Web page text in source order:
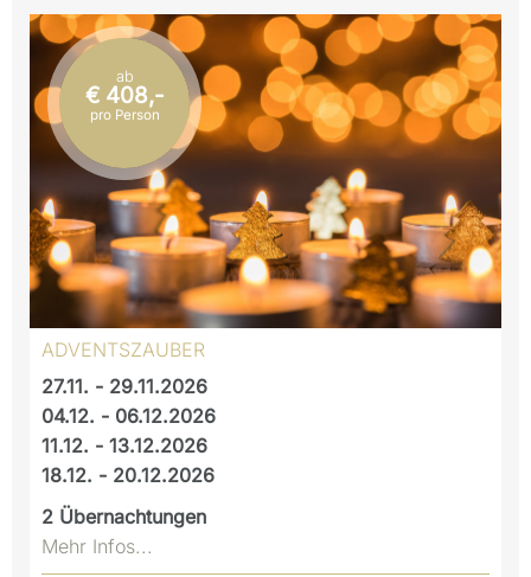
ADVENTSZAUBER
27.11. - 29.11.2026
04.12. - 06.12.2026
11.12. - 13.12.2026
18.12. - 20.12.2026
2 Übernachtungen
ab
€ 408,-
pro Person
Mehr Infos...